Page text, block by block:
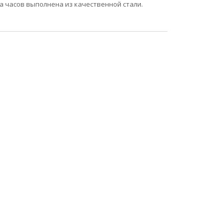
выполнена из качественной стали.